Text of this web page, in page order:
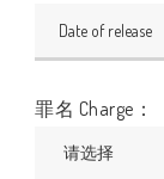
罪名 Charge：